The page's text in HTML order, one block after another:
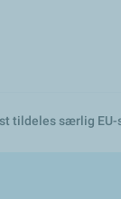
tildeles særlig